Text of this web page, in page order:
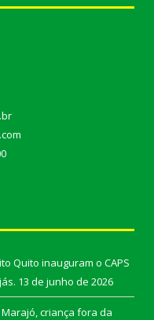
Quito inauguram o CAPS
13 de junho de 2026
Marajó, criança fora da